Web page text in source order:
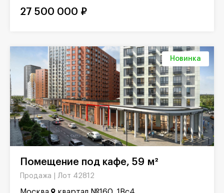
27 500 000 ₽
Новинка
Помещение под кафе, 59 м²
Продажа | Лот 42812